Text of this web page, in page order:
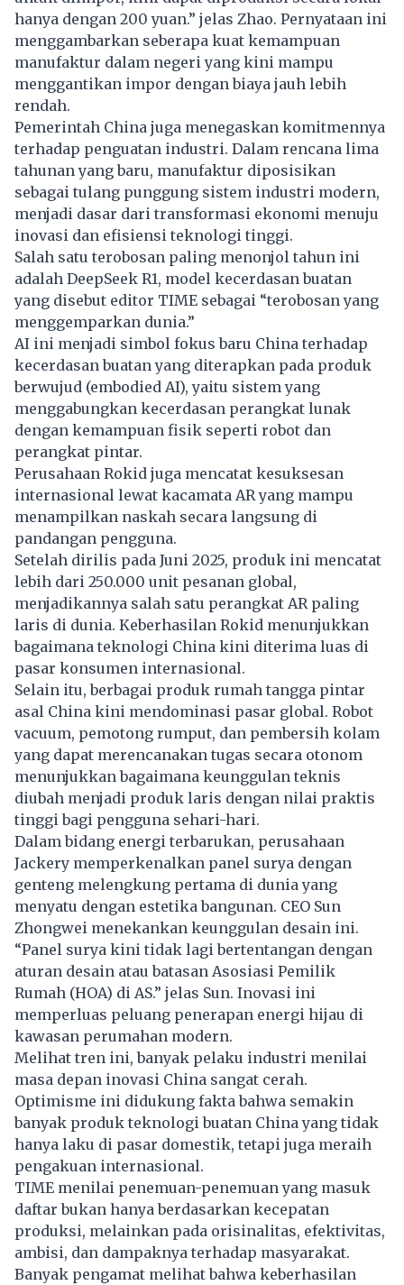
hanya dengan 200 yuan.” jelas Zhao. Pernyataan ini
menggambarkan seberapa kuat kemampuan
manufaktur dalam negeri yang kini mampu
menggantikan impor dengan biaya jauh lebih
rendah.
Pemerintah China juga menegaskan komitmennya
terhadap penguatan industri. Dalam rencana lima
tahunan yang baru, manufaktur diposisikan
sebagai tulang punggung sistem industri modern,
menjadi dasar dari transformasi ekonomi menuju
inovasi dan efisiensi teknologi tinggi.
Salah satu terobosan paling menonjol tahun ini
adalah DeepSeek R1, model kecerdasan buatan
yang disebut editor TIME sebagai “terobosan yang
menggemparkan dunia.”
AI ini menjadi simbol fokus baru China terhadap
kecerdasan buatan yang diterapkan pada produk
berwujud (embodied AI), yaitu sistem yang
menggabungkan kecerdasan perangkat lunak
dengan kemampuan fisik seperti robot dan
perangkat pintar.
Perusahaan Rokid juga mencatat kesuksesan
internasional lewat kacamata AR yang mampu
menampilkan naskah secara langsung di
pandangan pengguna.
Setelah dirilis pada Juni 2025, produk ini mencatat
lebih dari 250.000 unit pesanan global,
menjadikannya salah satu perangkat AR paling
laris di dunia. Keberhasilan Rokid menunjukkan
bagaimana teknologi China kini diterima luas di
pasar konsumen internasional.
Selain itu, berbagai produk rumah tangga pintar
asal China kini mendominasi pasar global. Robot
vacuum, pemotong rumput, dan pembersih kolam
yang dapat merencanakan tugas secara otonom
menunjukkan bagaimana keunggulan teknis
diubah menjadi produk laris dengan nilai praktis
tinggi bagi pengguna sehari-hari.
Dalam bidang energi terbarukan, perusahaan
Jackery memperkenalkan panel surya dengan
genteng melengkung pertama di dunia yang
menyatu dengan estetika bangunan. CEO Sun
Zhongwei menekankan keunggulan desain ini.
“Panel surya kini tidak lagi bertentangan dengan
aturan desain atau batasan Asosiasi Pemilik
Rumah (HOA) di AS.” jelas Sun. Inovasi ini
memperluas peluang penerapan energi hijau di
kawasan perumahan modern.
Melihat tren ini, banyak pelaku industri menilai
masa depan inovasi China sangat cerah.
Optimisme ini didukung fakta bahwa semakin
banyak produk teknologi buatan China yang tidak
hanya laku di pasar domestik, tetapi juga meraih
pengakuan internasional.
TIME menilai penemuan-penemuan yang masuk
daftar bukan hanya berdasarkan kecepatan
produksi, melainkan pada orisinalitas, efektivitas,
ambisi, dan dampaknya terhadap masyarakat.
Banyak pengamat melihat bahwa keberhasilan